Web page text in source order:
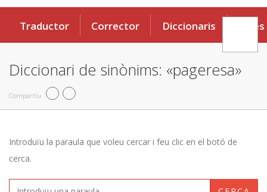
Traductor Corrector Diccionaris Eines
Diccionari de sinònims: «pageresa»
Compartiu
Introduïu la paraula que voleu cercar i feu clic en el botó de
cerca.